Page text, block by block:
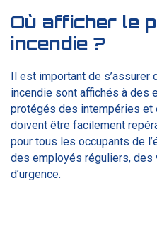
Où afficher le
incendie ?
Il est important de s’assurer
incendie sont affichés à des
protégés des intempéries et
doivent être facilement
pour tous les occupants de
des employés réguliers,
d’urgence.